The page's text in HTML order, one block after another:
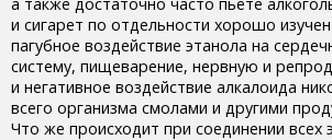
и сигарет по отдельности хорошо
пагубное воздействие этанола на
систему, пищеварение, нервную и
и негативное воздействие алкалоида
всего организма смолами и другими
Что же происходит при соединении всех